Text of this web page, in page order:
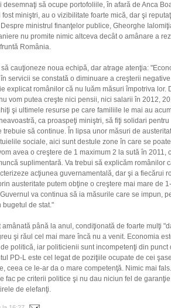
să ocupe portofoliile, în afară de Anca
miniştri, au o vizibilitate foarte mică, dar şi
ministrul finanţelor publice, Gheorghe
nu promite nimic altceva decât o amânare a
România.
cauţioneze noua echipă, dar atrage atenţia:
servicii se constată o diminuare a creşterii
explicat românilor că nu luăm măsuri împotriva lor.
vom putea creşte nici pensii, nici salarii în 2012,
şi ultimele resurse pe care familiile le mai au
ca proaspeţi miniştri, să fiţi solidari pentru
trebuie să continue. În lipsa unor măsuri de
sociale, aici sunt destule zone în care se poate
avea o creştere de 1 maximum 2 la sută în 2011,
suplimentară. Va trebui să explicăm românilor
acţiunea guvernamentală, dar şi a fiecărui
austeritate putem obţine o creştere mai mare de
va continua să ia măsurile care se impun,
bugetul de stat."
până la anul, condiţionată de foarte mulţi
şi răul cel mai mare încă nu a venit. Economia
politică, iar politicienii sunt incompetenţi din punct
PD-L este cel legat de poziţiile ocupate de cei
ceea ce le-ar da o mare competenţă. Nimic mai fals.
fac pe criterii politice şi nu dau niciun fel de
de elefanţi.